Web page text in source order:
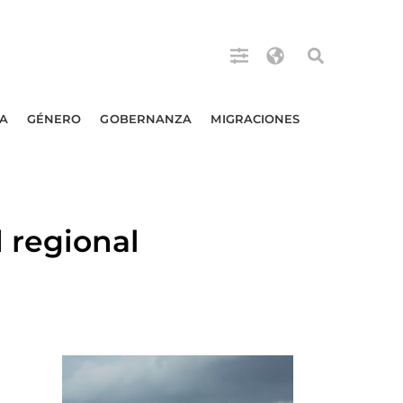
GÉNERO GOBERNANZA MIGRACIONES
regional